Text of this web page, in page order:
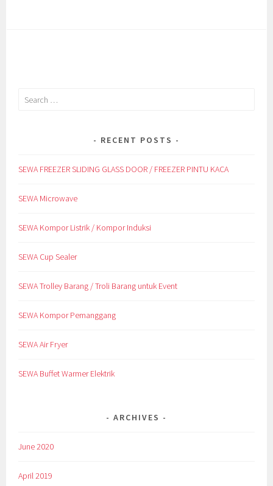
Search
RECENT POSTS
SEWA FREEZER SLIDING GLASS DOOR / FREEZER PINTU KACA
SEWA Microwave
SEWA Kompor Listrik / Kompor Induksi
SEWA Cup Sealer
SEWA Trolley Barang / Troli Barang untuk Event
SEWA Kompor Pemanggang
SEWA Air Fryer
SEWA Buffet Warmer Elektrik
ARCHIVES
June 2020
April 2019